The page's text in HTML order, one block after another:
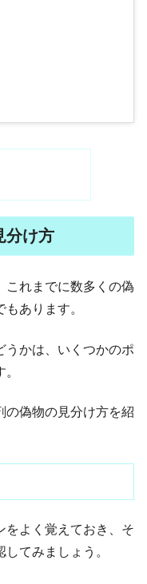
分け方
これまでに数多くの偽
あります。
うかは、いくつかのポ
の偽物の見分け方を紹
をよく覚えておき、そ
てみましょう。